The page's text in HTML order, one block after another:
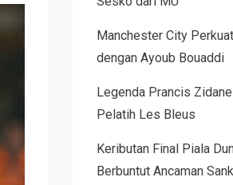
Manchester City
dengan Ayoub Bouaddi
Legenda Prancis
Pelatih Les Bleus
Keributan Final Piala
Berbuntut Ancaman